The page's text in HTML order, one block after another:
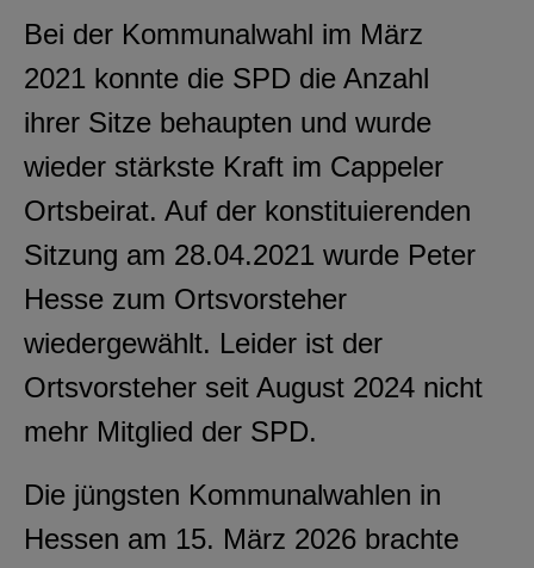
Bei der Kommunalwahl im März
2021 konnte die SPD die Anzahl
ihrer Sitze behaupten und wurde
wieder stärkste Kraft im Cappeler
Ortsbeirat. Auf der konstituierenden
Sitzung am 28.04.2021 wurde Peter
Hesse zum Ortsvorsteher
wiedergewählt. Leider ist der
Ortsvorsteher seit August 2024 nicht
mehr Mitglied der SPD.
Die jüngsten Kommunalwahlen in
Hessen am 15. März 2026 brachte